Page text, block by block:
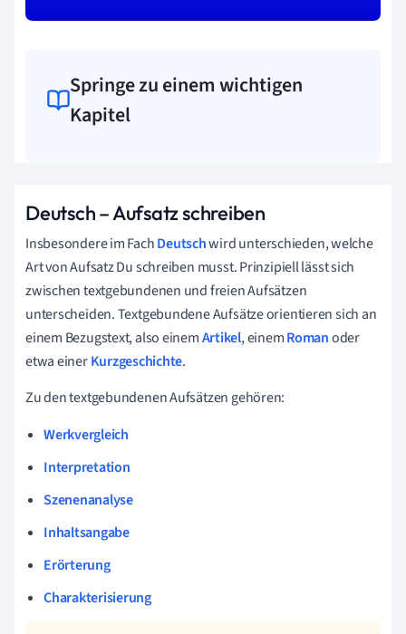
Springe zu einem wichtigen
Kapitel
Deutsch – Aufsatz schreiben
Insbesondere im FachDeutschwird unterschieden, welche
Art von Aufsatz Du schreiben musst. Prinzipiell lässt sich
zwischen textgebundenen und freien Aufsätzen
unterscheiden. Textgebundene Aufsätze orientieren sich an
einem Bezugstext, also einemArtikel, einemRomanoder
etwa einerKurzgeschichte.
Zu den textgebundenen Aufsätzen gehören:
Werkvergleich
Interpretation
Szenenanalyse
Inhaltsangabe
Erörterung
Charakterisierung